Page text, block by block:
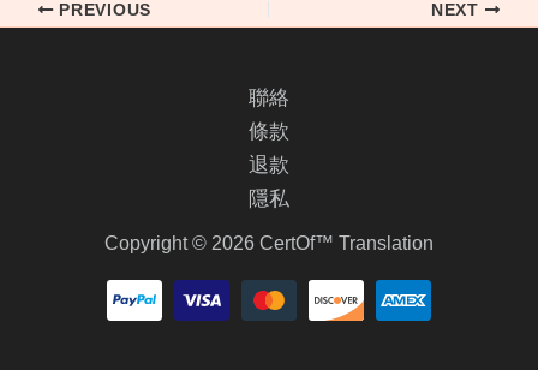
PREVIOUS NEXT
聯絡
條款
退款
隱私
Copyright © 2026 CertOf™ Translation